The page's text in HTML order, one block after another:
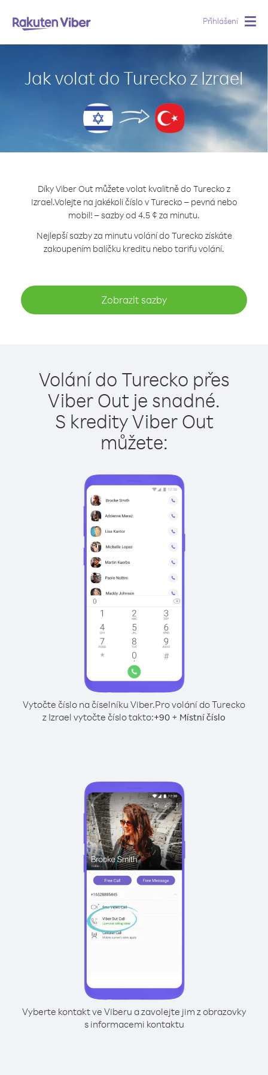
Přihlášení
Jak volat do Turecko z Izrael
Díky Viber Out můžete volat kvalitně do Turecko z
Izrael.Volejte na jakékoli číslo v Turecko – pevná nebo
mobil! – sazby od 4.5 ¢ za minutu.
Nejlepší sazby za minutu volání do Turecko získáte
zakoupením balíčku kreditu nebo tarifu volání.
Zobrazit sazby
Volání do Turecko přes
Viber Out je snadné.
S kredity Viber Out
můžete:
Vytočte číslo na číselníku Viber.Pro volání do Turecko
z Izrael vytočte číslo takto:+90 + Místní číslo
Vyberte kontakt ve Viberu a zavolejte jim z obrazovky
s informacemi kontaktu